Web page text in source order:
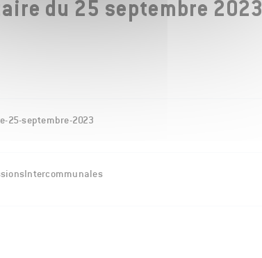
du 25 septembre 2023
25-septembre-2023